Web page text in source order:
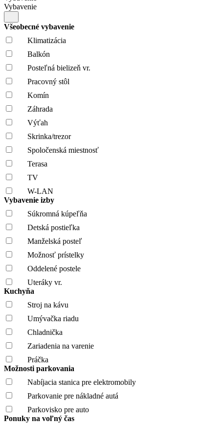
Vybavenie
Všeobecné vybavenie
Klimatizácia
Balkón
Posteľná bielizeň vr.
Pracovný stôl
Komín
Záhrada
Výťah
Skrinka/trezor
Spoločenská miestnosť
Terasa
TV
W-LAN
Vybavenie izby
Súkromná kúpeľňa
Detská postieľka
Manželská posteľ
Možnosť prístelky
Oddelené postele
Uteráky vr.
Kuchyňa
Stroj na kávu
Umývačka riadu
Chladnička
Zariadenia na varenie
Práčka
Možnosti parkovania
Nabíjacia stanica pre elektromobily
Parkovanie pre nákladné autá
Parkovisko pre auto
Ponuky na voľný čas